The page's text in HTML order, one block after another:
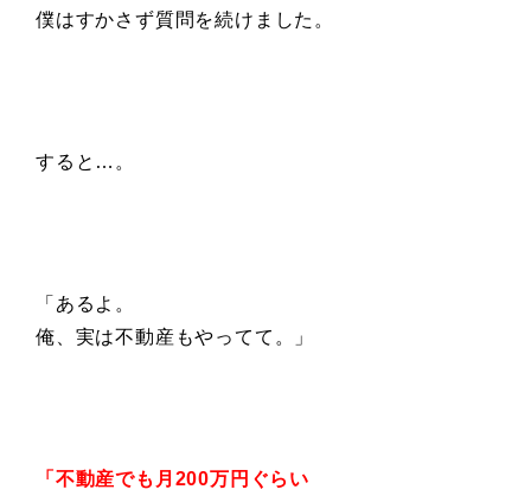
僕はすかさず質問を続けました。
すると…。
「あるよ。
俺、実は不動産もやってて。」
「不動産でも月200万円ぐらい